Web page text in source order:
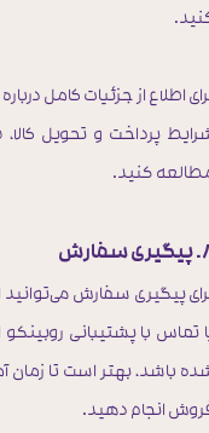
اطلاع از جزئیات کامل
پرداخت و تحویل
کنید.
پیگیری سفارش
تماس با پشتیبانی
باشد، بهتر است تا زمان
انجام دهید.